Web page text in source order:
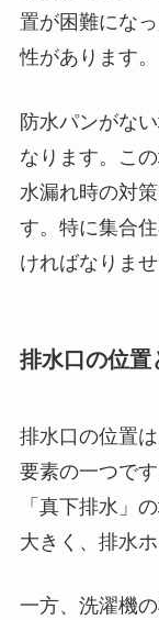
置が困難にな
性があります。
防水パンがな
なります。こ
水漏れ時の対
す。特に集合
ければなりませ
排水口の位置
排水口の位置
要素の一つで
「真下排水」
大きく、排水
一方、洗濯機